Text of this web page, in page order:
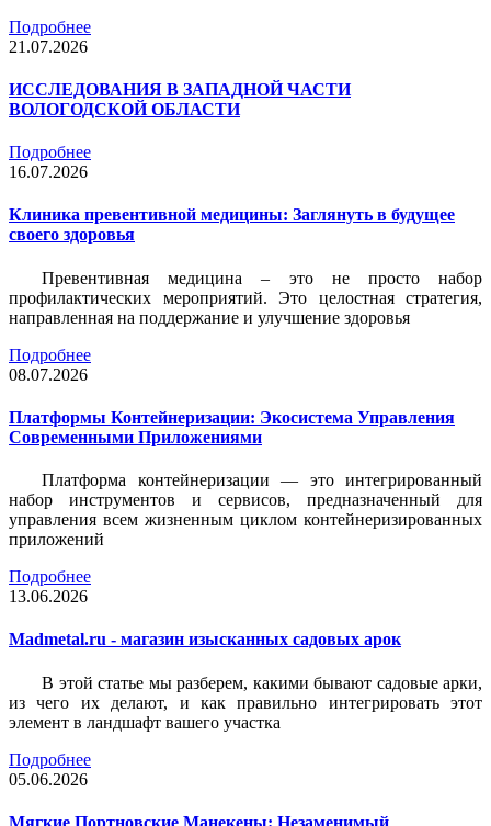
Подробнее
21.07.2026
ИССЛЕДОВАНИЯ В ЗАПАДНОЙ ЧАСТИ
ВОЛОГОДСКОЙ ОБЛАСТИ
Подробнее
16.07.2026
Клиника превентивной медицины: Заглянуть в будущее
своего здоровья
Превентивная медицина – это не просто набор
профилактических мероприятий. Это целостная стратегия,
направленная на поддержание и улучшение здоровья
Подробнее
08.07.2026
Платформы Контейнеризации: Экосистема Управления
Современными Приложениями
Платформа контейнеризации — это интегрированный
набор инструментов и сервисов, предназначенный для
управления всем жизненным циклом контейнеризированных
приложений
Подробнее
13.06.2026
Madmetal.ru - магазин изысканных садовых арок
В этой статье мы разберем, какими бывают садовые арки,
из чего их делают, и как правильно интегрировать этот
элемент в ландшафт вашего участка
Подробнее
05.06.2026
Мягкие Портновские Манекены: Незаменимый